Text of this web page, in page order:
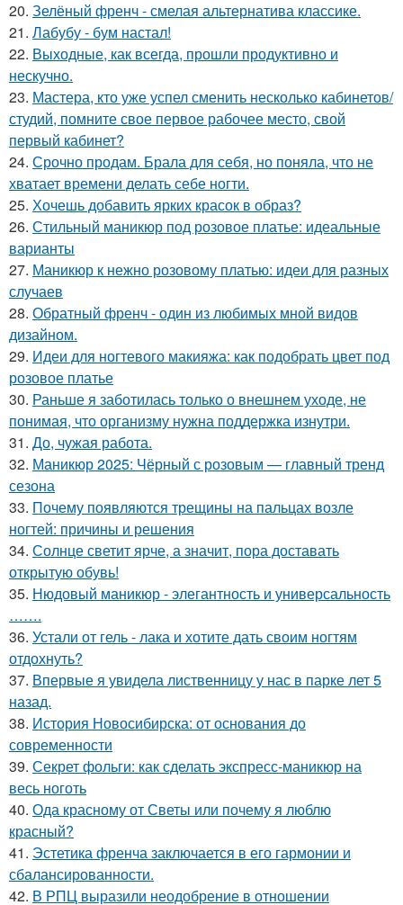
20. Зелёный френч - смелая альтернатива классике.
21. Лабубу - бум настал!
22. Выходные, как всегда, прошли продуктивно и
нескучно.
23. Мастера, кто уже успел сменить несколько кабинетов/
студий, помните свое первое рабочее место, свой
первый кабинет?
24. Срочно продам. Брала для себя, но поняла, что не
хватает времени делать себе ногти.
25. Хочешь добавить ярких красок в образ?
26. Стильный маникюр под розовое платье: идеальные
варианты
27. Маникюр к нежно розовому платью: идеи для разных
случаев
28. Обратный френч - один из любимых мной видов
дизайном.
29. Идеи для ногтевого макияжа: как подобрать цвет под
розовое платье
30. Раньше я заботилась только о внешнем уходе, не
понимая, что организму нужна поддержка изнутри.
31. До, чужая работа.
32. Маникюр 2025: Чёрный с розовым — главный тренд
сезона
33. Почему появляются трещины на пальцах возле
ногтей: причины и решения
34. Солнце светит ярче, а значит, пора доставать
открытую обувь!
35. Нюдовый маникюр - элегантность и универсальность
…….
36. Устали от гель - лака и хотите дать своим ногтям
отдохнуть?
37. Впервые я увидела лиственницу у нас в парке лет 5
назад.
38. История Новосибирска: от основания до
современности
39. Секрет фольги: как сделать экспресс-маникюр на
весь ноготь
40. Ода красному от Светы или почему я люблю
красный?
41. Эстетика френча заключается в его гармонии и
сбалансированности.
42. В РПЦ выразили неодобрение в отношении